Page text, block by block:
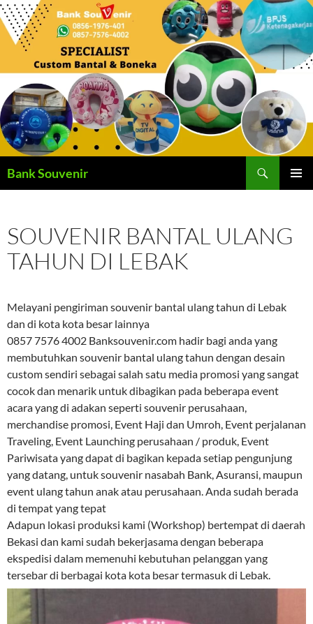
Langsung
ke
Bank Souvenir
SOUVENIR BANTAL ULANG
TAHUN DI LEBAK
Melayani pengiriman souvenir bantal ulang tahun di Lebak
dan di kota kota besar lainnya
0857 7576 4002 Banksouvenir.com hadir bagi anda yang
membutuhkan souvenir bantal ulang tahun dengan desain
custom sendiri sebagai salah satu media promosi yang sangat
cocok dan menarik untuk dibagikan pada beberapa event
acara yang di adakan seperti souvenir perusahaan,
merchandise promosi, Event Haji dan Umroh, Event perjalanan
Traveling, Event Launching perusahaan / produk, Event
Pariwisata yang dapat di bagikan kepada setiap pengunjung
yang datang, untuk souvenir nasabah Bank, Asuransi, maupun
event ulang tahun anak atau perusahaan. Anda sudah berada
di tempat yang tepat
Adapun lokasi produksi kami (Workshop) bertempat di daerah
Bekasi dan kami sudah bekerjasama dengan beberapa
ekspedisi dalam memenuhi kebutuhan pelanggan yang
tersebar di berbagai kota kota besar termasuk di Lebak.